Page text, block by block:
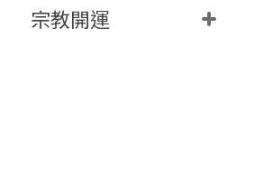
宗教開運